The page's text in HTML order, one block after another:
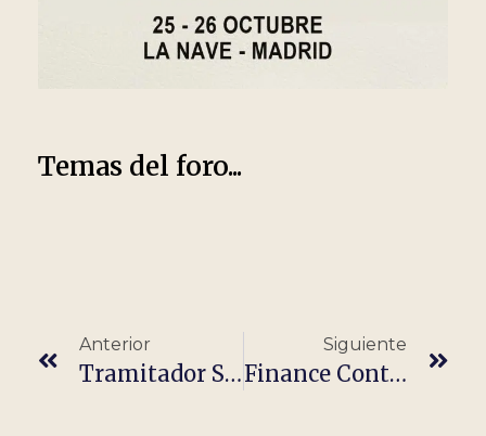
Temas del foro...
Anterior
Tramitador Siniestros Hogar Y Negocios (100% Remoto)
Siguiente
Finance Content Editor (SEO)